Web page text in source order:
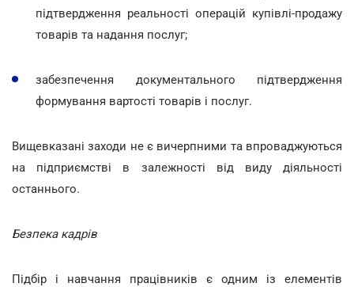
підтвердження реальності операцій купівлі-продажу
товарів та надання послуг;
забезпечення документального підтвердження
формування вартості товарів і послуг.
Вищевказані заходи не є вичерпними та впроваджуються
на підприємстві в залежності від виду діяльності
останнього.
Безпека кадрів
Підбір і навчання працівників є одним із елементів